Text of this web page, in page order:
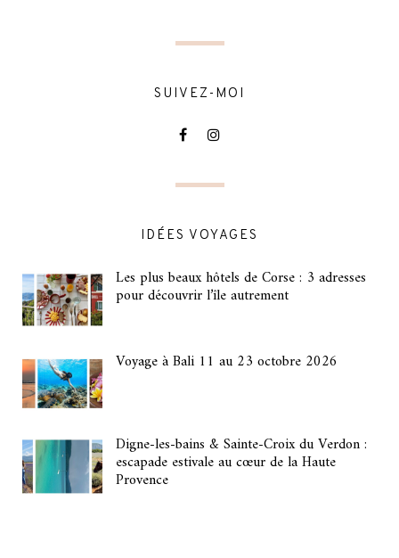
SUIVEZ-MOI
IDÉES VOYAGES
Les plus beaux hôtels de Corse : 3 adresses
pour découvrir l’île autrement
Voyage à Bali 11 au 23 octobre 2026
Digne-les-bains & Sainte-Croix du Verdon :
escapade estivale au cœur de la Haute
Provence